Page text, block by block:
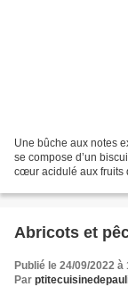
Une bûche aux notes
se compose d’un
cœur acidulé aux fruits
Abricots et
Publié le 24/09/2022 à
Par